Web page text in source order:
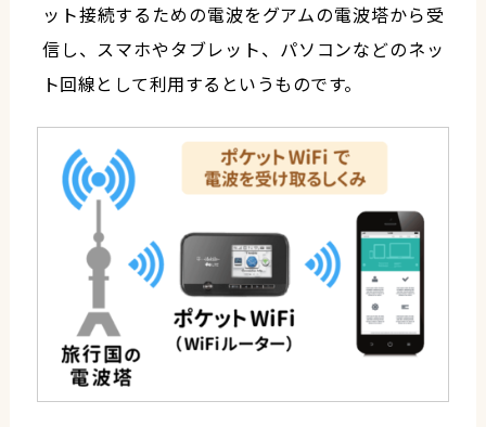
ット接続するための電波をグアムの電波塔から受
信し、スマホやタブレット、パソコンなどのネッ
ト回線として利用するというものです。